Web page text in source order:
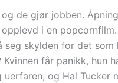
de gjør jobben.
i en
skylden for det som
får panikk, hun
og Hal Tucker